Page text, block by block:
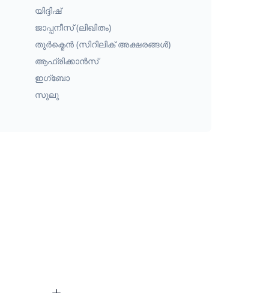
യിദ്ദിഷ്
ജാപ്പനീസ് (ലിഖിതം)
തുർക്മെൻ (സിറിലിക് അക്ഷരങ്ങൾ)
ആഫ്രിക്കാൻസ്
ഇഗ്ബോ
സുലു